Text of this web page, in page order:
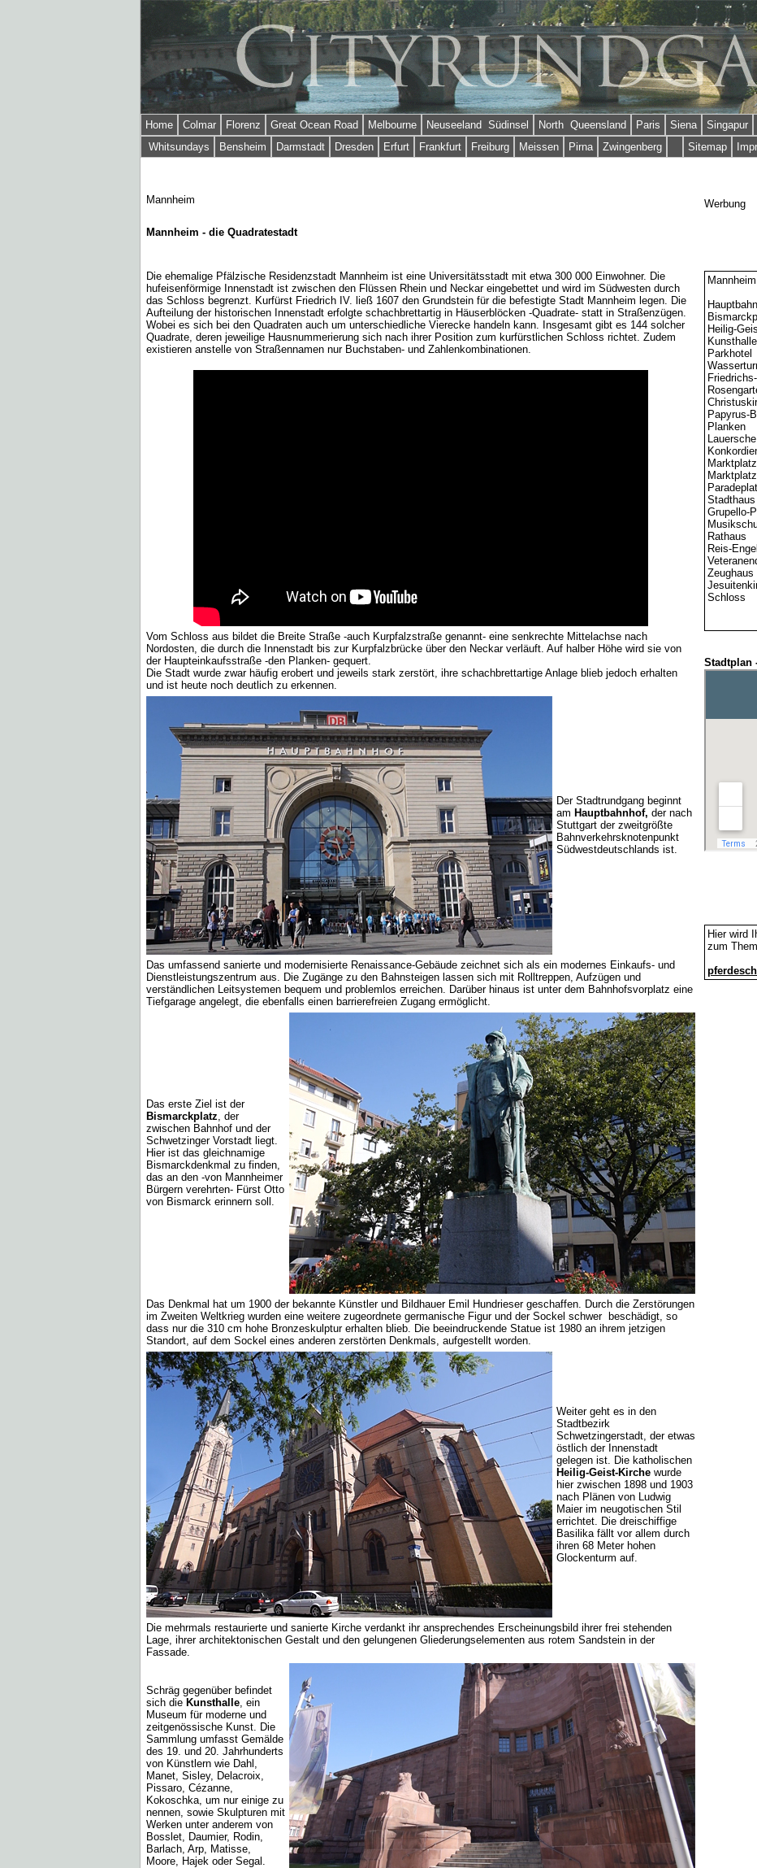
Home Colmar Florenz Great Ocean Road Melbourne Neuseeland Südinsel North Queensland Paris Siena Singapur
Whitsundays
Bensheim Darmstadt Dresden Erfurt Frankfurt Freiburg Meissen Pirna Zwingenberg Sitemap
Werbung
Heilig-
Kunsthalle
Parkhotel
Papyrus-
Planken
Marktplatz
Stadthaus
Grupello-
Rathaus
Reis-
Zeughaus
Schloss
Stadtplan
Hier wird
zum
Mannheim
Mannheim - die Quadratestadt
Die ehemalige Pfälzische Residenzstadt Mannheim ist eine Universitätsstadt mit etwa 300 000 Einwohner. Die
hufeisenförmige Innenstadt ist zwischen den Flüssen Rhein und Neckar eingebettet und wird im Südwesten durch
das Schloss begrenzt. Kurfürst Friedrich IV. ließ 1607 den Grundstein für die befestigte Stadt Mannheim legen. Die
Aufteilung der historischen Innenstadt erfolgte schachbrettartig in Häuserblöcken -Quadrate- statt in Straßenzügen.
Wobei es sich bei den Quadraten auch um unterschiedliche Vierecke handeln kann. Insgesamt gibt es 144 solcher
Quadrate, deren jeweilige Hausnummerierung sich nach ihrer Position zum kurfürstlichen Schloss richtet. Zudem
existieren anstelle von Straßennamen nur Buchstaben- und Zahlenkombinationen.
Vom Schloss aus bildet die Breite Straße -auch Kurpfalzstraße genannt- eine senkrechte Mittelachse nach
Nordosten, die durch die Innenstadt bis zur Kurpfalzbrücke über den Neckar verläuft. Auf halber Höhe wird sie von
der Haupteinkaufsstraße -den Planken- gequert.
Die Stadt wurde zwar häufig erobert und jeweils stark zerstört, ihre schachbrettartige Anlage blieb jedoch erhalten
und ist heute noch deutlich zu erkennen.
Der Stadtrundgang beginnt
am Hauptbahnhof, der nach
Stuttgart der zweitgrößte
Bahnverkehrsknotenpunkt
Südwestdeutschlands ist.
Das umfassend sanierte und modernisierte Renaissance-Gebäude zeichnet sich als ein modernes Einkaufs- und
Dienstleistungszentrum aus. Die Zugänge zu den Bahnsteigen lassen sich mit Rolltreppen, Aufzügen und
verständlichen Leitsystemen bequem und problemlos erreichen. Darüber hinaus ist unter dem Bahnhofsvorplatz eine
Tiefgarage angelegt, die ebenfalls einen barrierefreien Zugang ermöglicht.
Das erste Ziel ist der
Bismarckplatz, der
zwischen Bahnhof und der
Schwetzinger Vorstadt liegt.
Hier ist das gleichnamige
Bismarckdenkmal zu finden,
das an den -von Mannheimer
Bürgern verehrten- Fürst Otto
von Bismarck erinnern soll.
Das Denkmal hat um 1900 der bekannte Künstler und Bildhauer Emil Hundrieser geschaffen. Durch die Zerstörungen
im Zweiten Weltkrieg wurden eine weitere zugeordnete germanische Figur und der Sockel schwer beschädigt, so
dass nur die 310 cm hohe Bronzeskulptur erhalten blieb. Die beeindruckende Statue ist 1980 an ihrem jetzigen
Standort, auf dem Sockel eines anderen zerstörten Denkmals, aufgestellt worden.
Weiter geht es in den
Stadtbezirk
Schwetzingerstadt, der etwas
östlich der Innenstadt
gelegen ist. Die katholischen
Heilig-Geist-Kirche wurde
hier zwischen 1898 und 1903
nach Plänen von Ludwig
Maier im neugotischen Stil
errichtet. Die dreischiffige
Basilika fällt vor allem durch
ihren 68 Meter hohen
Glockenturm auf.
Die mehrmals restaurierte und sanierte Kirche verdankt ihr ansprechendes Erscheinungsbild ihrer frei stehenden
Lage, ihrer architektonischen Gestalt und den gelungenen Gliederungselementen aus rotem Sandstein in der
Fassade.
Schräg gegenüber befindet
sich die Kunsthalle, ein
Museum für moderne und
zeitgenössische Kunst. Die
Sammlung umfasst Gemälde
des 19. und 20. Jahrhunderts
von Künstlern wie Dahl,
Manet, Sisley, Delacroix,
Pissaro, Cézanne,
Kokoschka, um nur einige zu
nennen, sowie Skulpturen mit
Werken unter anderem von
Bosslet, Daumier, Rodin,
Barlach, Arp, Matisse,
Moore, Hajek oder Segal.